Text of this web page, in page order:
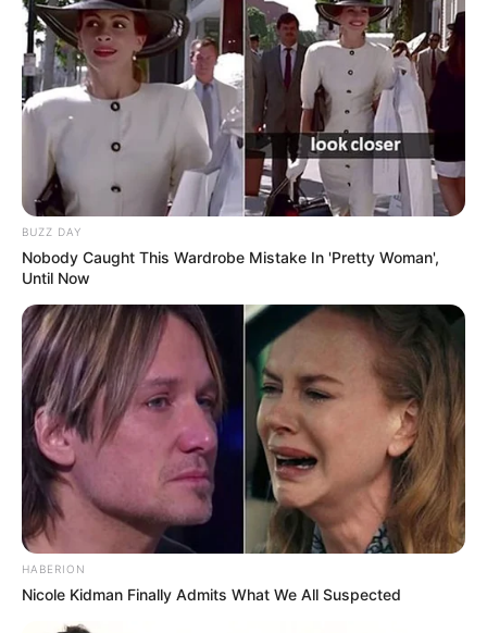
Serem! 9 Chat Ojek Online &
Pelanggan Ini Bikin Auto
Merinding
Bikin Ngakak, 10 Potret
Cosplay Murah Pakai Bahan
Seadanya
Anti Mainstream, 10 Cara
Membawa Barang Belanjaan
Versi Warga Thailand
BUZZ DAY
Nobody Caught This Wardrobe Mistake In 'Pretty Woman',
Until Now
HABERION
Nicole Kidman Finally Admits What We All Suspected